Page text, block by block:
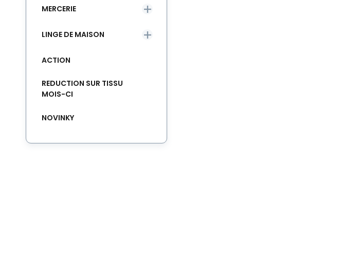
MERCERIE
LINGE DE MAISON
ACTION
REDUCTION SUR TISSU
MOIS-CI
NOVINKY